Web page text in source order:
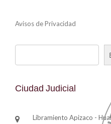
Avisos de Privacidad
Ciudad Judicial
Libramiento Apizaco -